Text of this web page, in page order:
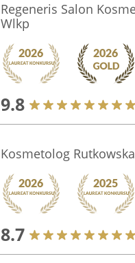
Regeneris Salon
Wlkp
9.8
Kosmetolog Rutkowska
8.7